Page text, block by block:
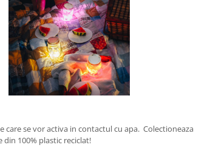
se vor activa in contactul cu apa. Colectioneaza
100% plastic reciclat!